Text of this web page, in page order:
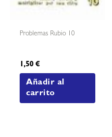
Problemas Rubio 10
1,50€
Añadir al
carrito